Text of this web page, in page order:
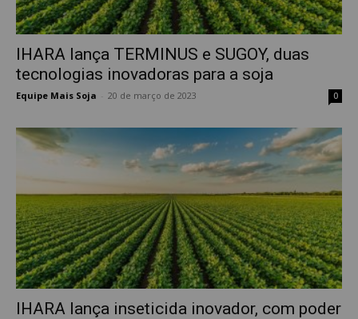
IHARA lança TERMINUS e SUGOY, duas
tecnologias inovadoras para a soja
Equipe Mais Soja 20 de março de 2023 0
IHARA lança inseticida inovador, com poder